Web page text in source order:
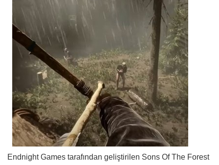
Endnight Games tarafından geliştirilen Sons Of The Forest